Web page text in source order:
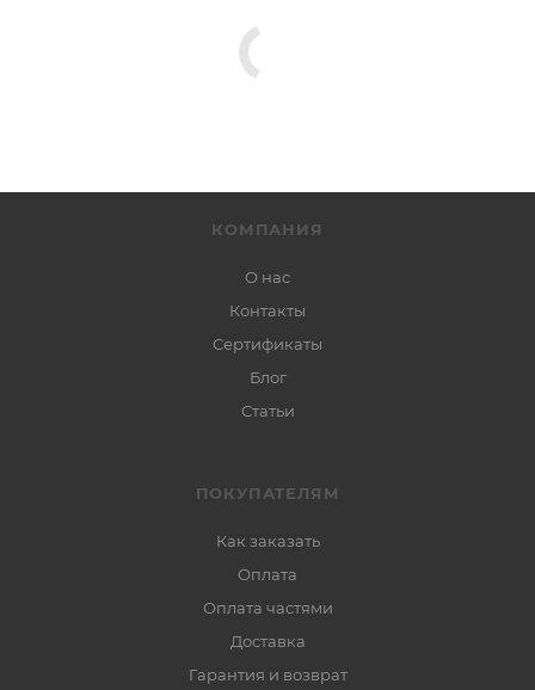
КОМПАНИЯ
О нас
Контакты
Сертификаты
Блог
Статьи
ПОКУПАТЕЛЯМ
Как заказать
Оплата
Оплата частями
Доставка
Гарантия и возврат